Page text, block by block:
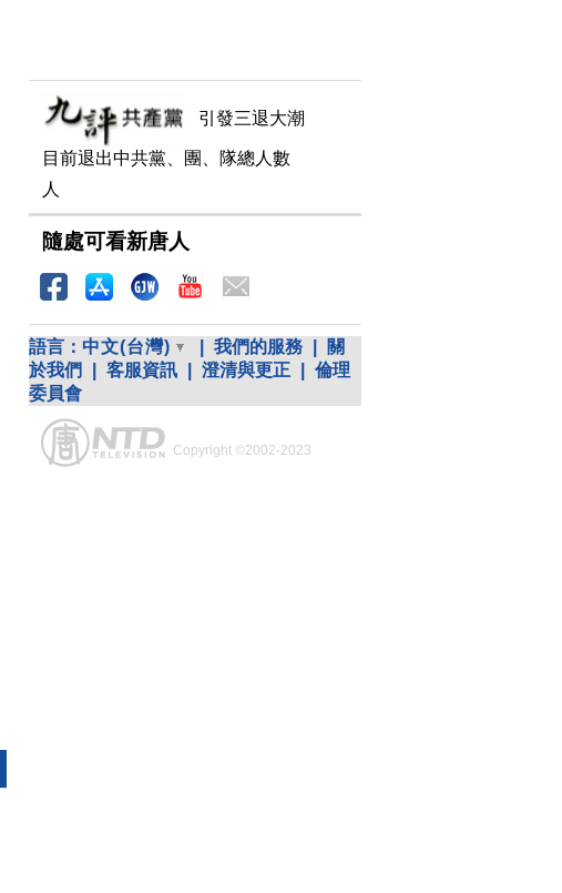
引發三退大潮
目前退出中共黨、團、隊總人數
人
隨處可看新唐人
語言： 中文(台灣) 我們的服務
關
於我們
客服資訊 澄清與更正
倫理
委員會
Copyright ©2002-2023